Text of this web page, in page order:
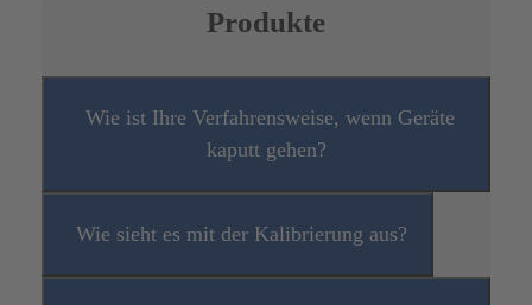
Produkte
Wie ist Ihre Verfahrensweise, wenn Geräte
kaputt gehen?
Wie sieht es mit der Kalibrierung aus?